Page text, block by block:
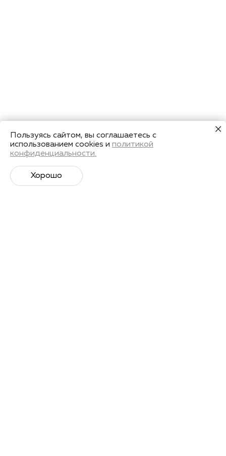
Пользуясь сайтом, вы соглашаетесь с
использованием cookies и политикой
конфиденциальности.
Хорошо